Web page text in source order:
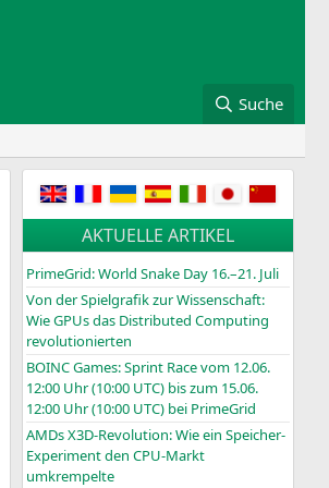
Suche
AKTUELLE ARTIKEL
PrimeGrid: World Snake Day 16.–21. Juli
Von der Spielgrafik zur Wissenschaft:
Wie GPUs das Distributed Computing
revolutionierten
BOINCGames: Sprint Race vom 12.06.
12:00 Uhr (10:00 UTC) bis zum 15.06.
12:00 Uhr (10:00 UTC) bei PrimeGrid
AMDs X3D-Revolution: Wie ein Speicher-
Experiment den CPU-Markt
umkrempelte